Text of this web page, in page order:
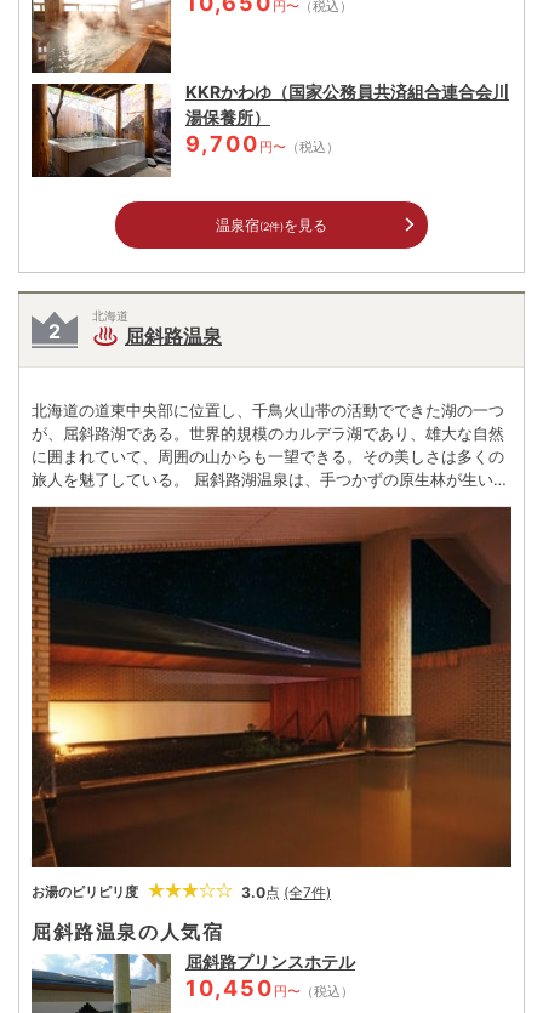
円〜 （税込）
KKRかわゆ（国家公務員共済組合連合会川
湯保養所）
9,700 円〜 （税込）
温泉宿(2件)を見る
北海道
屈斜路温泉
北海道の道東中央部に位置し、千鳥火山帯の活動でできた湖の一つ
が、屈斜路湖である。世界的規模のカルデラ湖であり、雄大な自然
に囲まれていて、周囲の山からも一望できる。その美しさは多くの
旅人を魅了している。 屈斜路湖温泉は、手つかずの原生林が生い茂
る阿寒国立公園内にあり、屈斜路湖に面した温泉。湖面に映し出さ
れる一軒宿の「屈斜路プリンスホテル」は、絵画のような光景。自
家源泉を持ち、地下約1000mから湧出され る温泉は、湯量も豊富
で、塩分や炭酸ガスが含まれており、保湿効果や新陳代謝にも効果
があるといわれる。 露天風呂は庭園を眺めながら、くつろいだ時間
を過ごせる雰囲気となっている。また周辺には知床国立公園、網走
国定公園をはじめ、スケールの大きな観光地が広がっている。
お湯のピリピリ度 3.0点 (全7件)
屈斜路温泉の人気宿
屈斜路プリンスホテル
10,450 円〜 （税込）